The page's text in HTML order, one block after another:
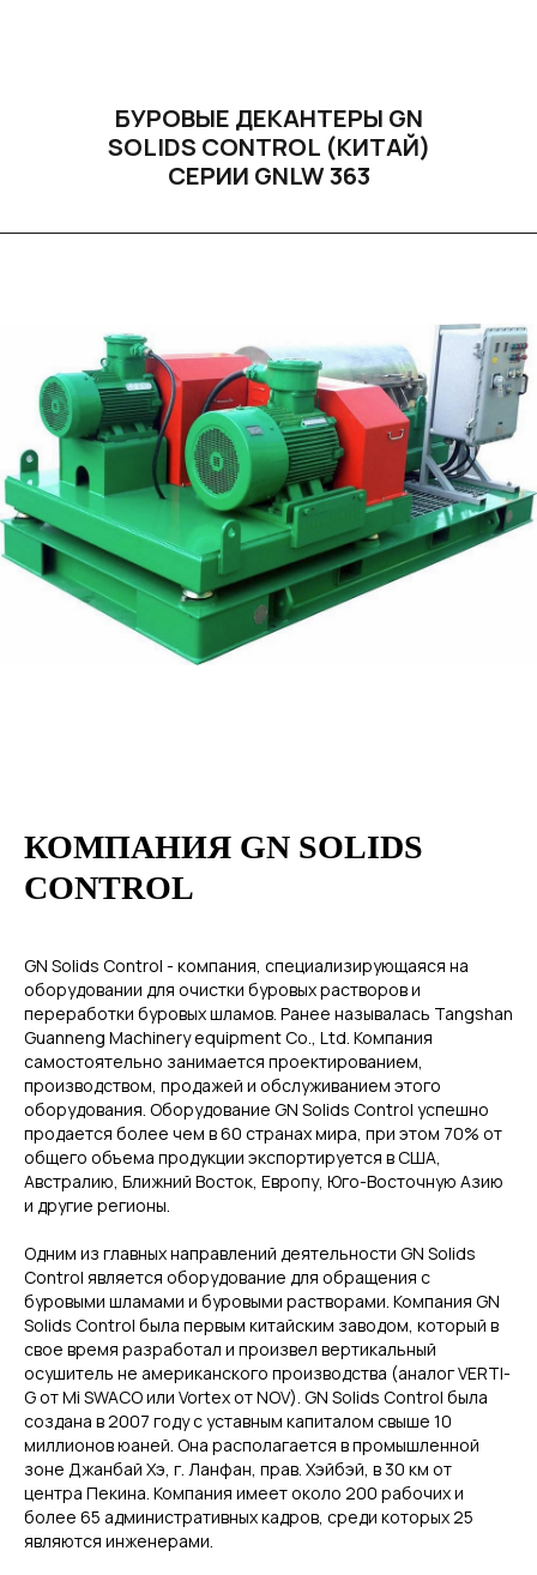
БУРОВЫЕ ДЕКАНТЕРЫ GN
SOLIDS CONTROL (КИТАЙ)
СЕРИИ GNLW 363
КОМПАНИЯ GN SOLIDS
CONTROL
GN Solids Control - компания, специализирующаяся на
оборудовании для очистки буровых растворов и
переработки буровых шламов. Ранее называлась Tangshan
Guanneng Machinery equipment Co., Ltd. Компания
самостоятельно занимается проектированием,
производством, продажей и обслуживанием этого
оборудования. Оборудование GN Solids Control успешно
продается более чем в 60 странах мира, при этом 70% от
общего объема продукции экспортируется в США,
Австралию, Ближний Восток, Европу, Юго-Восточную Азию
и другие регионы.
Одним из главных направлений деятельности GN Solids
Control является оборудование для обращения с
буровыми шламами и буровыми растворами. Компания GN
Solids Control была первым китайским заводом, который в
свое время разработал и произвел вертикальный
осушитель не американского производства (аналог VERTI-
G от Mi SWACO или Vortex от NOV). GN Solids Control была
создана в 2007 году с уставным капиталом свыше 10
миллионов юаней. Она располагается в промышленной
зоне Джанбай Хэ, г. Ланфан, прав. Хэйбэй, в 30 км от
центра Пекина. Компания имеет около 200 рабочих и
более 65 административных кадров, среди которых 25
являются инженерами.